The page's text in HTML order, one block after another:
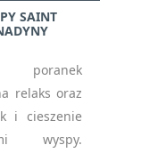
SAINT
poranek
relaks oraz
i cieszenie
wyspy.